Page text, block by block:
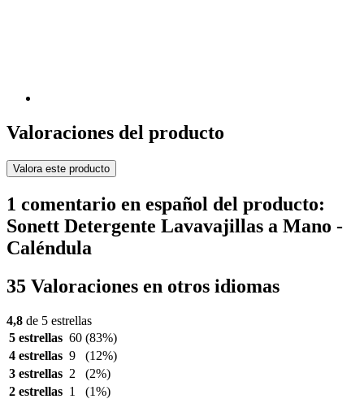
Valoraciones del producto
Valora este producto
1 comentario en español del producto:
Sonett Detergente Lavavajillas a Mano -
Caléndula
35 Valoraciones en otros idiomas
4,8 de 5 estrellas
5 estrellas 60 (83%)
4 estrellas 9
(12%)
3 estrellas 2
(2%)
2 estrellas 1
(1%)